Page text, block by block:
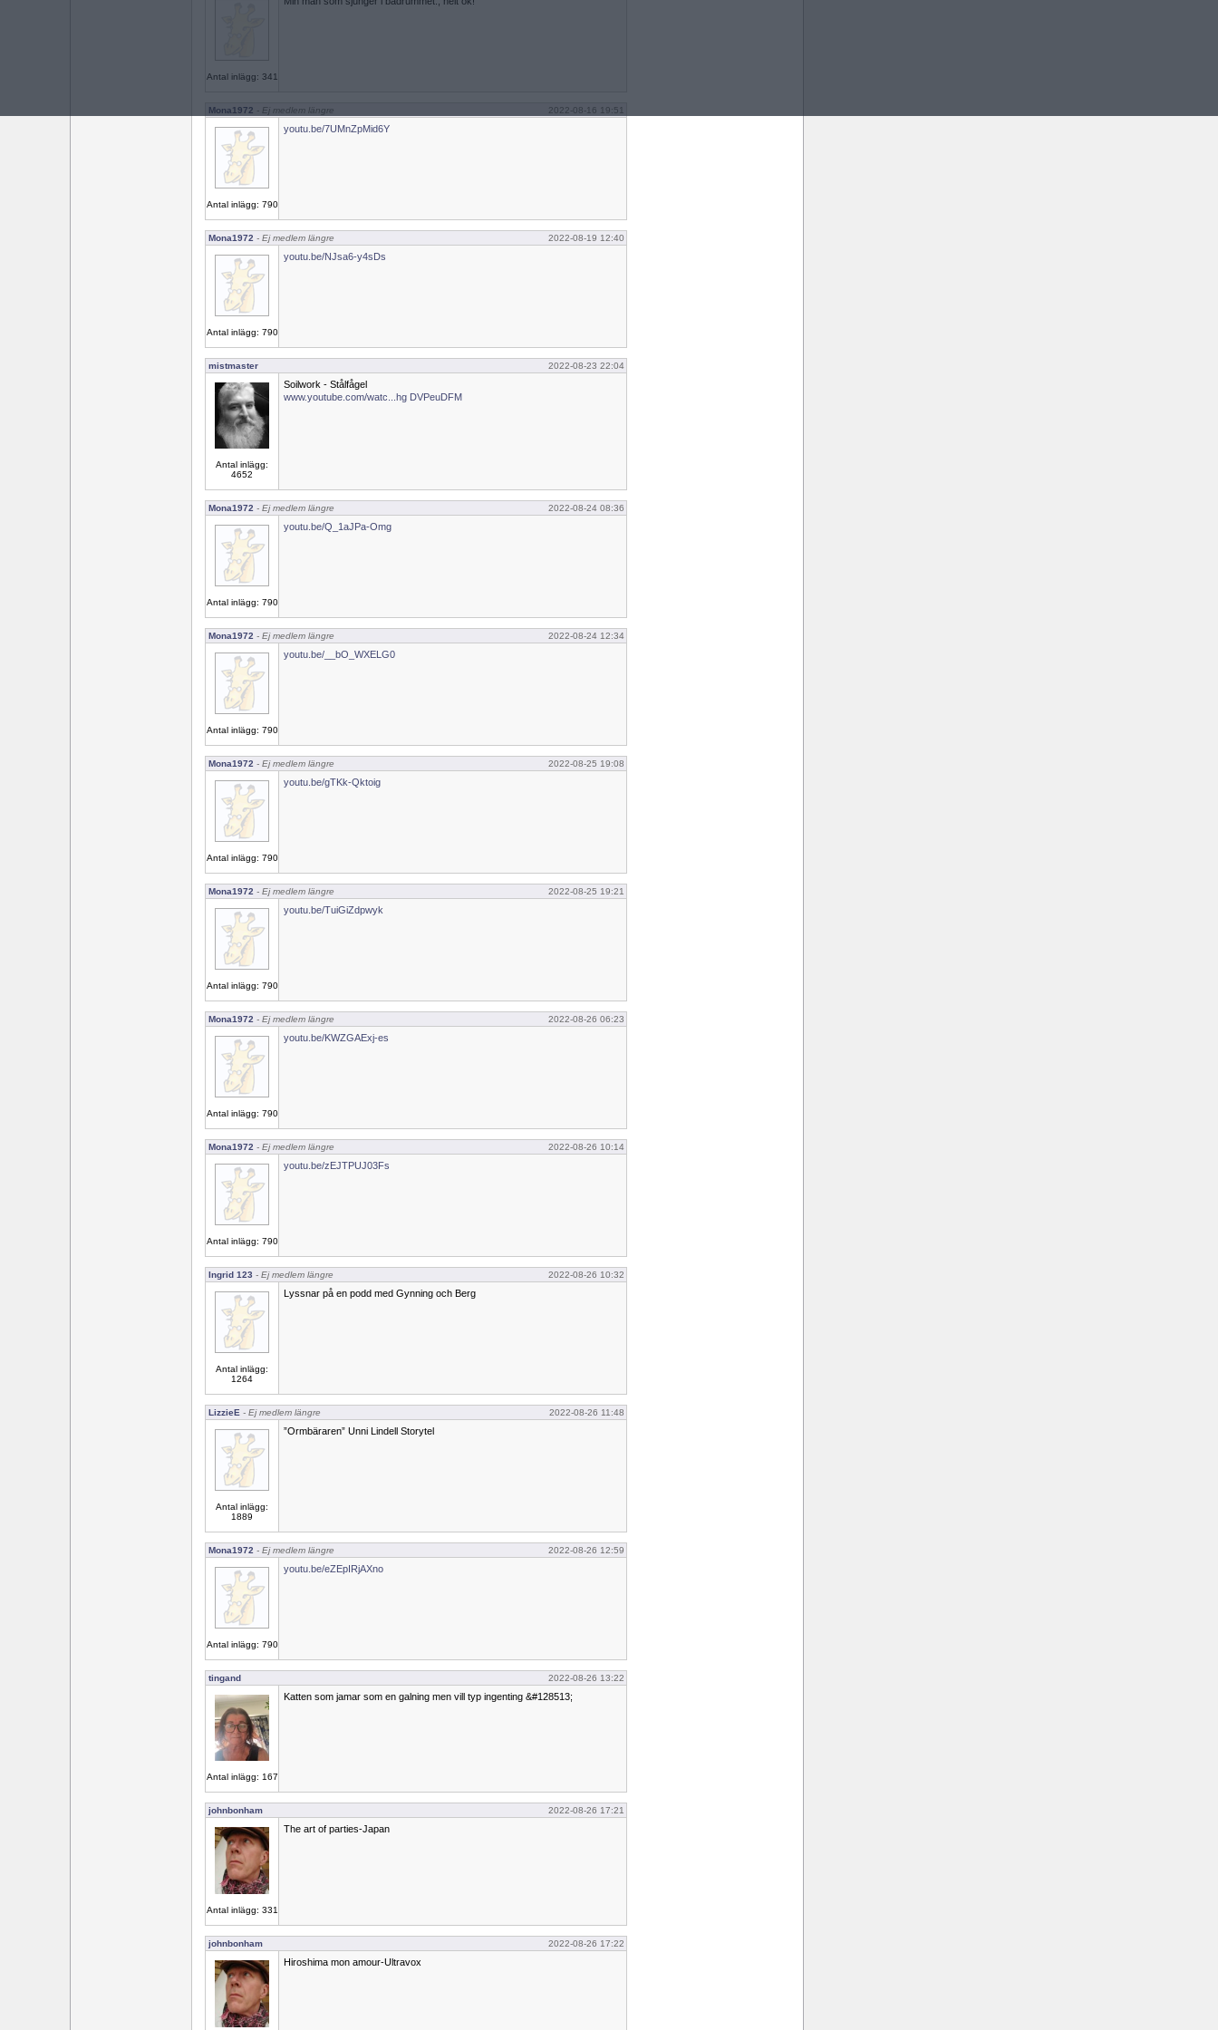
Antal inlägg: 341
Mona1972 - Ej medlem längre 2022-08-16 19:51
Antal inlägg: 790
youtu.be/7UMnZpMid6Y
Mona1972 - Ej medlem längre 2022-08-19 12:40
Antal inlägg: 790
youtu.be/NJsa6-y4sDs
mistmaster 2022-08-23 22:04
Antal inlägg:
4652
Soilwork - Stålfågel
www.youtube.com/watc...hg DVPeuDFM
Mona1972 - Ej medlem längre 2022-08-24 08:36
Antal inlägg: 790
youtu.be/Q_1aJPa-Omg
Mona1972 - Ej medlem längre 2022-08-24 12:34
Antal inlägg: 790
youtu.be/__bO_WXELG0
Mona1972 - Ej medlem längre 2022-08-25 19:08
Antal inlägg: 790
youtu.be/gTKk-Qktoig
Mona1972 - Ej medlem längre 2022-08-25 19:21
Antal inlägg: 790
youtu.be/TuiGiZdpwyk
Mona1972 - Ej medlem längre 2022-08-26 06:23
Antal inlägg: 790
youtu.be/KWZGAExj-es
Mona1972 - Ej medlem längre 2022-08-26 10:14
Antal inlägg: 790
youtu.be/zEJTPUJ03Fs
Ingrid 123 - Ej medlem längre 2022-08-26 10:32
Antal inlägg:
1264
Lyssnar på en podd med Gynning och Berg
LizzieE - Ej medlem längre 2022-08-26 11:48
Antal inlägg:
1889
”Ormbäraren” Unni Lindell Storytel
Mona1972 - Ej medlem längre 2022-08-26 12:59
Antal inlägg: 790
youtu.be/eZEpIRjAXno
tingand 2022-08-26 13:22
Antal inlägg: 167
Katten som jamar som en galning men vill typ ingenting &#128513;
johnbonham 2022-08-26 17:21
Antal inlägg: 331
The art of parties-Japan
johnbonham 2022-08-26 17:22
Hiroshima mon amour-Ultravox